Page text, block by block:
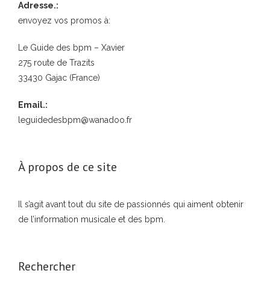
Adresse.:
envoyez vos promos à:
Le Guide des bpm – Xavier
275 route de Trazits
33430 Gajac (France)
Email.:
leguidedesbpm@wanadoo.fr
À propos de ce site
Il s’agit avant tout du site de passionnés qui aiment obtenir
de l’information musicale et des bpm.
Rechercher